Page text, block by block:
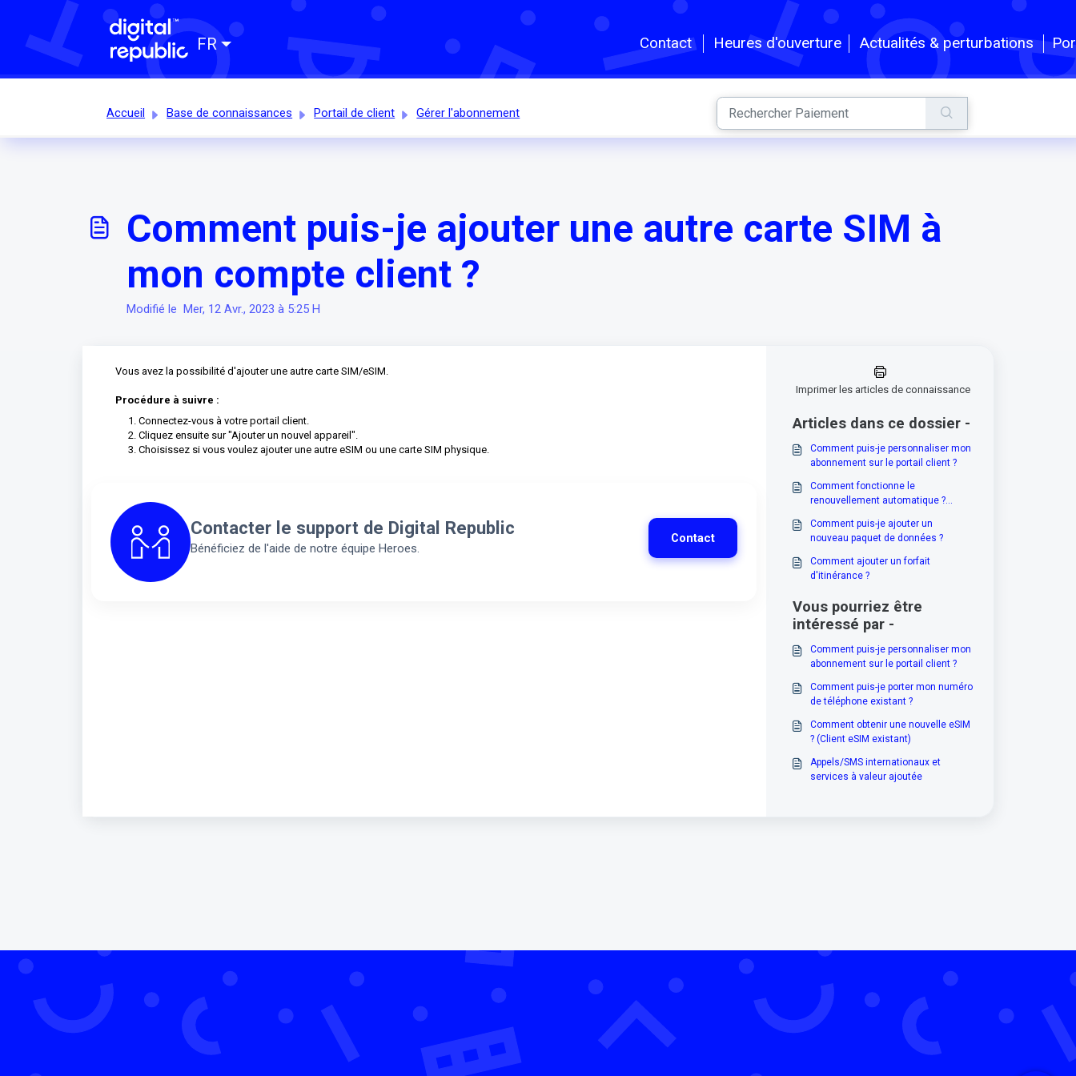
Passer au contenu principal
Contact Heures d'ouverture Actualités & perturbations
FR
Accueil Base de connaissances Portail de client Gérer l'abonnement
Comment puis-je ajouter une autre carte SIM à
mon compte client ?
Modifié le Mer, 12 Avr., 2023 à 5:25 H
Vous avez la possibilité d'ajouter une autre carte SIM/eSIM.
Procédure à suivre :
Connectez-vous à votre portail client.
Cliquez ensuite sur "Ajouter un nouvel appareil".
Choisissez si vous voulez ajouter une autre eSIM ou une carte SIM physique.
Contacter le support de Digital Republic
Bénéficiez de l'aide de notre équipe Heroes.
Contact
Imprimer les articles de connaissance
Articles dans ce dossier -
Comment puis-je personnaliser mon
abonnement sur le portail client ?
Comment fonctionne le
renouvellement automatique ?
Comment puis-je ajouter un
nouveau paquet de données ?
Comment ajouter un forfait
d'itinérance ?
Vous pourriez être
intéressé par -
Comment puis-je personnaliser mon
abonnement sur le portail client ?
Comment puis-je porter mon numéro
de téléphone existant ?
Comment obtenir une nouvelle eSIM
? (Client eSIM existant)
Appels/SMS internationaux et
services à valeur ajoutée